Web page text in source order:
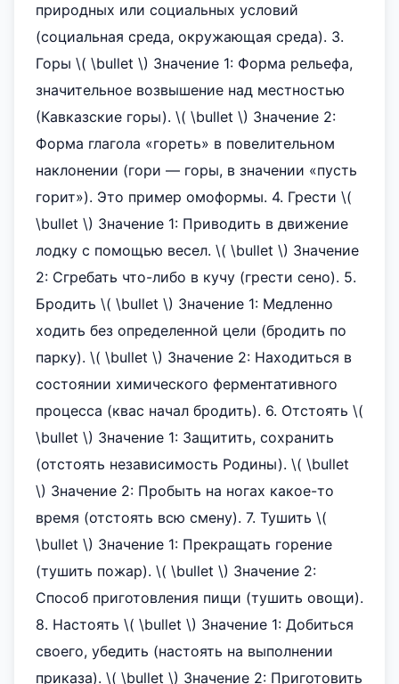
природных или социальных условий
(социальная среда, окружающая среда). 3.
Горы \( \bullet \) Значение 1: Форма рельефа,
значительное возвышение над местностью
(Кавказские горы). \( \bullet \) Значение 2:
Форма глагола «гореть» в повелительном
наклонении (гори — горы, в значении «пусть
горит»). Это пример омоформы. 4. Грести \(
\bullet \) Значение 1: Приводить в движение
лодку с помощью весел. \( \bullet \) Значение
2: Сгребать что-либо в кучу (грести сено). 5.
Бродить \( \bullet \) Значение 1: Медленно
ходить без определенной цели (бродить по
парку). \( \bullet \) Значение 2: Находиться в
состоянии химического ферментативного
процесса (квас начал бродить). 6. Отстоять \(
\bullet \) Значение 1: Защитить, сохранить
(отстоять независимость Родины). \( \bullet
\) Значение 2: Пробыть на ногах какое-то
время (отстоять всю смену). 7. Тушить \(
\bullet \) Значение 1: Прекращать горение
(тушить пожар). \( \bullet \) Значение 2:
Способ приготовления пищи (тушить овощи).
8. Настоять \( \bullet \) Значение 1: Добиться
своего, убедить (настоять на выполнении
приказа). \( \bullet \) Значение 2: Приготовить